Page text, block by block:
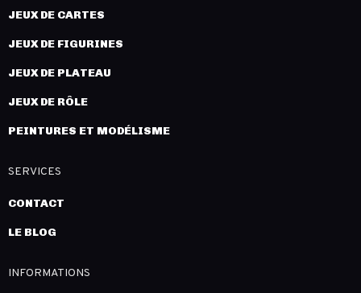
JEUX DE CARTES
JEUX DE FIGURINES
JEUX DE PLATEAU
JEUX DE RÔLE
PEINTURES ET MODÉLISME
SERVICES
CONTACT
LE BLOG
INFORMATIONS